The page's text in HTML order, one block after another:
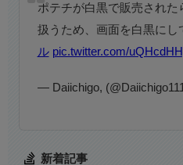
ポテチが白黒で販売され
扱うため、画面を白黒にし
ル pic.twitter.com/
— Daiichigo,
新着記事